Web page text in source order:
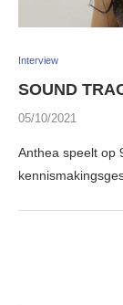
Interview
SOUND
05/10/2021
Anthea speelt op